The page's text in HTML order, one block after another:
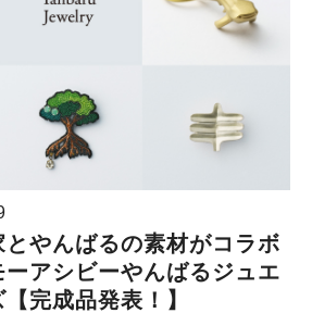
やんばるの素材がコラボ
ーアシビーやんばるジュエ
完成品発表！】